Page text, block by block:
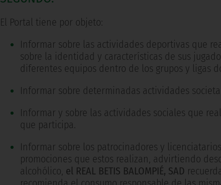
El Portal tiene por objeto:
Informar sobre las actividades deportivas que
sobre la identidad y características de sus
diferentes equipos dentro de los grupos y ligas
Informar sobre determinadas actividades
Informar y sobre las actividades sociales que
que participa.
Informar sobre los patrocinadores y
promociones que estos realizan, advirtiendo
alcohólico, el REAL BETIS BALOMPIÉ, SAD